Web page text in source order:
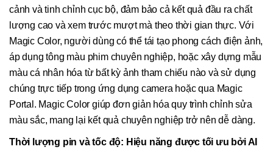
cảnh và tinh chỉnh cục bộ, đảm bảo cả kết quả đầu ra chất
lượng cao và xem trước mượt mà theo thời gian thực. Với
Magic Color, người dùng có thể tái tạo phong cách điện ảnh,
áp dụng tông màu phim chuyên nghiệp, hoặc xây dựng mẫu
màu cá nhân hóa từ bất kỳ ảnh tham chiếu nào và sử dụng
chúng trực tiếp trong ứng dụng camera hoặc qua Magic
Portal. Magic Color giúp đơn giản hóa quy trình chỉnh sửa
màu sắc, mang lại kết quả chuyên nghiệp trở nên dễ dàng.
Thời lượng pin và tốc độ: Hiệu năng được tối ưu bởi AI